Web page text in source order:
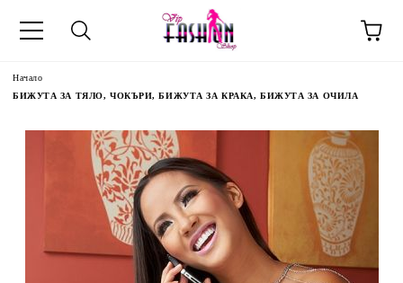
Начало
БИЖУТА ЗА ТЯЛО, ЧОКЪРИ, БИЖУТА ЗА КРАКА, БИЖУТА ЗА ОЧИЛА